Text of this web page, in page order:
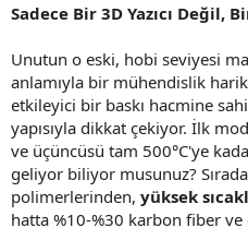
Sadece Bir 3D Yazıcı Değil,
Unutun o eski, hobi seviyesi
anlamıyla bir mühendislik
etkileyici bir baskı hacmine
yapısıyla dikkat çekiyor. İlk
ve üçüncüsü tam 500°C'ye
geliyor biliyor musunuz?
polimerlerinden, yüksek
hatta %10-%30 karbon fiber